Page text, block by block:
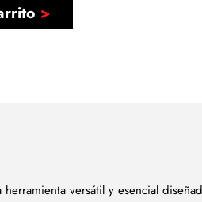
versátil y esencial